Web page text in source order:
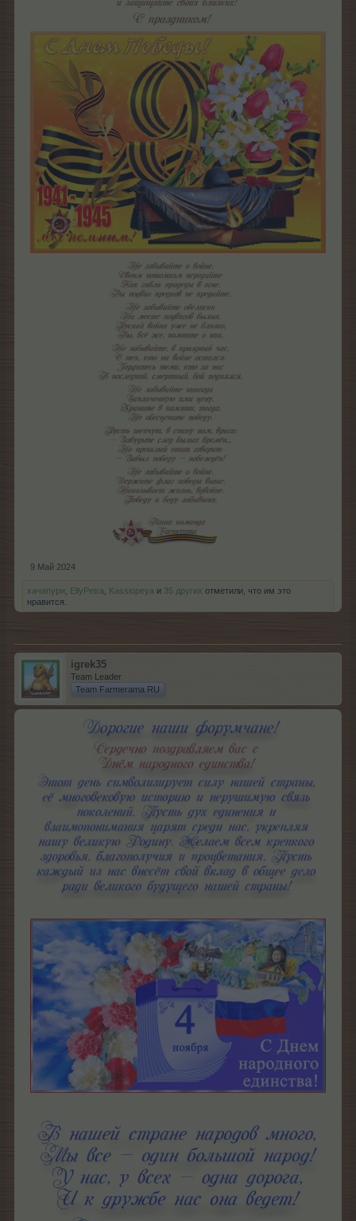
9 Май 2024
хачапури EllyPetra Kassiopeya и 35 других отметили, что им это
нравится.
igrek35
Team Leader
Team Farmerama RU